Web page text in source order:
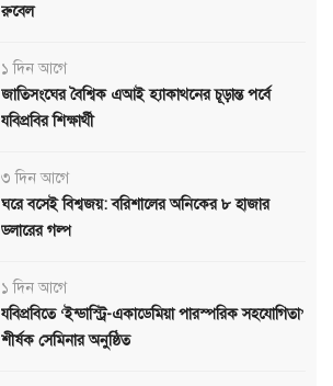
রুবেল
১ দিন আগে
জাতিসংঘের বৈশ্বিক এআই হ্যাকাথনের চূড়ান্ত পর্বে
যবিপ্রবির শিক্ষার্থী
৩ দিন আগে
ঘরে বসেই বিশ্বজয়: বরিশালের অনিকের ৮ হাজার
ডলারের গল্প
১ দিন আগে
যবিপ্রবিতে ‘ইন্ডাস্ট্রি-একাডেমিয়া পারস্পরিক সহযোগিতা’
শীর্ষক সেমিনার অনুষ্ঠিত